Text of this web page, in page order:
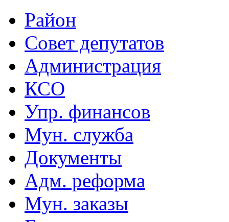
Район
Совет депутатов
Администрация
КСО
Упр. финансов
Мун. служба
Документы
Адм. реформа
Мун. заказы